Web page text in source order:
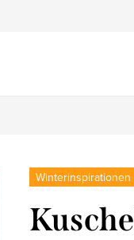
Winterinspirationen